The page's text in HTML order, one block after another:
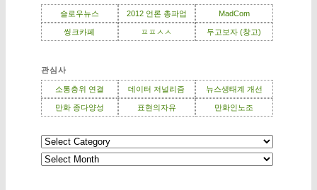
슬로우뉴스 2012 언론 총파업 MadCom
씽크카페 ㅍㅍㅅㅅ 두고보자 (창고)
관심사
소통층위 연결 데이터 저널리즘 뉴스생태계 개선
만화 종다양성 표현의자유 만화인노조